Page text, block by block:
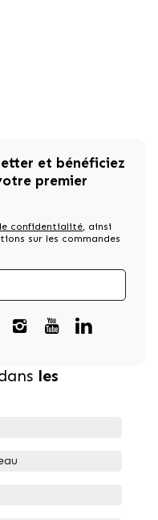
et bénéficiez
premier
confidentialité, ainsi
sur les commandes
les